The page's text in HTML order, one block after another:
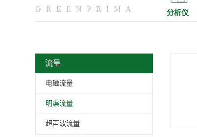
GREENPRIMA 分析仪
流量
电磁流量
明渠流量
超声波流量